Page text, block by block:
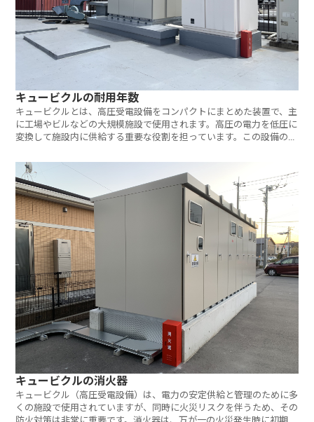
キュービクルの耐用年数
キュービクルとは、高圧受電設備をコンパクトにまとめた装置で、主
に工場やビルなどの大規模施設で使用されます。高圧の電力を低圧に
変換して施設内に供給する重要な役割を担っています。この設備の適
キュービクルの消火器
キュービクル（高圧受電設備）は、電力の安定供給と管理のために多
くの施設で使用されていますが、同時に火災リスクを伴うため、その